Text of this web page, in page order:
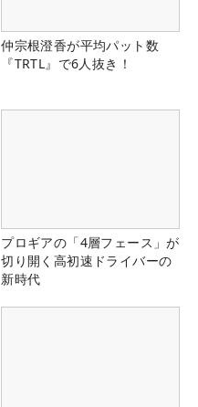
仲宗根澄香が平均パット数
『TRTL』で6人抜き！
プロギアの「4層フェース」が
切り開く高初速ドライバーの
新時代